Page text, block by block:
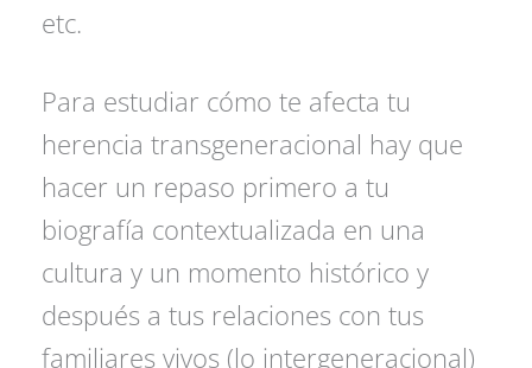
etc.
Para estudiar cómo te afecta tu
herencia transgeneracional hay que
hacer un repaso primero a tu
biografía contextualizada en una
cultura y un momento histórico y
después a tus relaciones con tus
familiares vivos (lo intergeneracional)